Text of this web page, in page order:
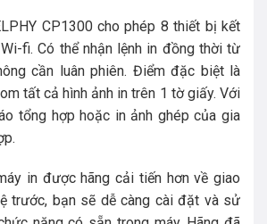
CP1300 cho phép 8 thiết bị kết
fi. Có thể nhận lệnh in đồng thời từ
cần luân phiên. Điểm đặc biệt là
tất cả hình ảnh in trên 1 tờ giấy. Với
tổng hợp hoặc in ảnh ghép của gia
in được hãng cải tiến hơn về giao
trước, bạn sẽ dễ càng cài đặt và sử